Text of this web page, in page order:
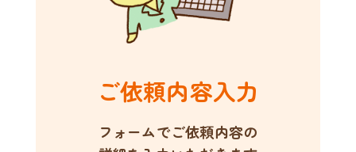
ご依頼内容入力
フォームでご依頼内容の